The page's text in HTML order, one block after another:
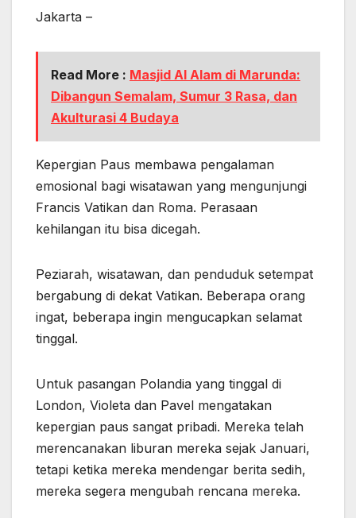
Jakarta –
Read More : Masjid Al Alam di Marunda:
Dibangun Semalam, Sumur 3 Rasa, dan
Akulturasi 4 Budaya
Kepergian Paus membawa pengalaman
emosional bagi wisatawan yang mengunjungi
Francis Vatikan dan Roma. Perasaan
kehilangan itu bisa dicegah.
Peziarah, wisatawan, dan penduduk setempat
bergabung di dekat Vatikan. Beberapa orang
ingat, beberapa ingin mengucapkan selamat
tinggal.
Untuk pasangan Polandia yang tinggal di
London, Violeta dan Pavel mengatakan
kepergian paus sangat pribadi. Mereka telah
merencanakan liburan mereka sejak Januari,
tetapi ketika mereka mendengar berita sedih,
mereka segera mengubah rencana mereka.